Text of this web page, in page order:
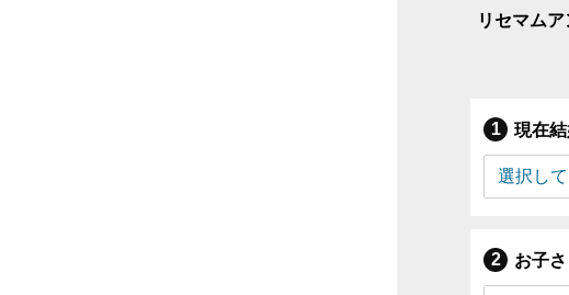
リセマム
現在結
お子